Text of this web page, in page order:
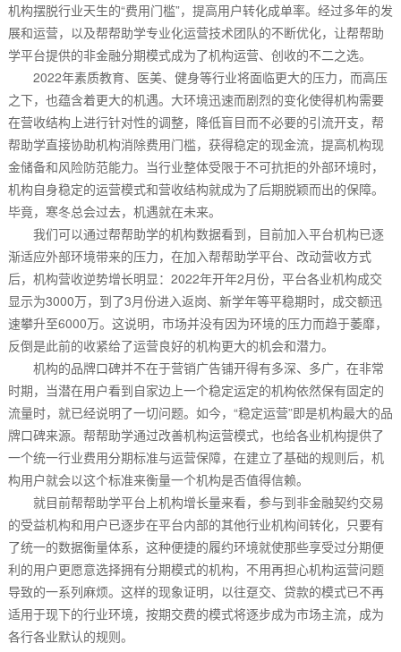
机构摆脱行业天生的“费用门槛”，提高用户转化成单率。经过多年的发
展和运营，以及帮帮助学专业化运营技术团队的不断优化，让帮帮助
学平台提供的非金融分期模式成为了机构运营、创收的不二之选。
2022年素质教育、医美、健身等行业将面临更大的压力，而高压
之下，也蕴含着更大的机遇。大环境迅速而剧烈的变化使得机构需要
在营收结构上进行针对性的调整，降低盲目而不必要的引流开支，帮
帮助学直接协助机构消除费用门槛，获得稳定的现金流，提高机构现
金储备和风险防范能力。当行业整体受限于不可抗拒的外部环境时，
机构自身稳定的运营模式和营收结构就成为了后期脱颖而出的保障。
毕竟，寒冬总会过去，机遇就在未来。
我们可以通过帮帮助学的机构数据看到，目前加入平台机构已逐
渐适应外部环境带来的压力，在加入帮帮助学平台、改动营收方式
后，机构营收逆势增长明显：2022年开年2月份，平台各业机构成交
显示为3000万，到了3月份进入返岗、新学年等平稳期时，成交额迅
速攀升至6000万。这说明，市场并没有因为环境的压力而趋于萎靡，
反倒是此前的收紧给了运营良好的机构更大的机会和潜力。
机构的品牌口碑并不在于营销广告铺开得有多深、多广，在非常
时期，当潜在用户看到自家边上一个稳定运定的机构依然保有固定的
流量时，就已经说明了一切问题。如今，“稳定运营”即是机构最大的品
牌口碑来源。帮帮助学通过改善机构运营模式，也给各业机构提供了
一个统一行业费用分期标准与运营保障，在建立了基础的规则后，机
构用户就会以这个标准来衡量一个机构是否值得信赖。
就目前帮帮助学平台上机构增长量来看，参与到非金融契约交易
的受益机构和用户已逐步在平台内部的其他行业机构间转化，只要有
了统一的数据衡量体系，这种便捷的履约环境就使那些享受过分期便
利的用户更愿意选择拥有分期模式的机构，不用再担心机构运营问题
导致的一系列麻烦。这样的现象证明，以往趸交、贷款的模式已不再
适用于现下的行业环境，按期交费的模式将逐步成为市场主流，成为
各行各业默认的规则。